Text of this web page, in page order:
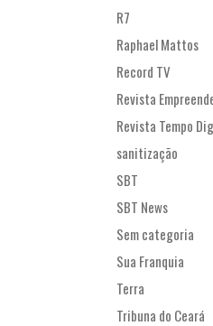
R7
Raphael Mattos
Record TV
Revista
Revista Tempo
sanitização
SBT
SBT News
Sem categoria
Sua Franquia
Terra
Tribuna do Ceará